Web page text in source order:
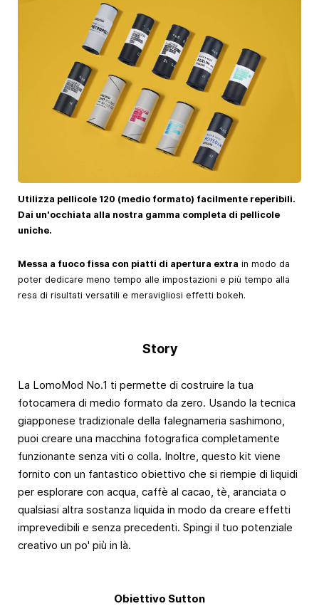
Utilizza pellicole 120 (medio formato) facilmente reperibili.
Dai un'occhiata alla nostra gamma completa di pellicole
uniche.
Messa a fuoco fissa con piatti di apertura extra in modo da
poter dedicare meno tempo alle impostazioni e più tempo alla
resa di risultati versatili e meravigliosi effetti bokeh.
Story
La LomoMod No.1 ti permette di costruire la tua
fotocamera di medio formato da zero. Usando la tecnica
giapponese tradizionale della falegnameria sashimono,
puoi creare una macchina fotografica completamente
funzionante senza viti o colla. Inoltre, questo kit viene
fornito con un fantastico obiettivo che si riempie di liquidi
per esplorare con acqua, caffè al cacao, tè, aranciata o
qualsiasi altra sostanza liquida in modo da creare effetti
imprevedibili e senza precedenti. Spingi il tuo potenziale
creativo un po' più in là.
Obiettivo Sutton